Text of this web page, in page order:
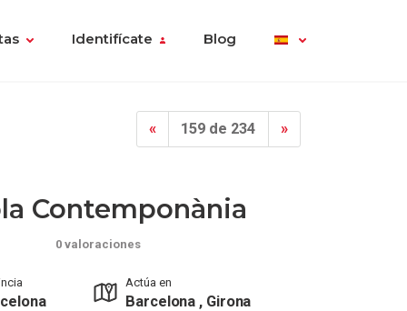
Identifícate Blog
« 159 de 234 »
Contemponània
0 valoraciones
Actúa en
Barcelona , Girona